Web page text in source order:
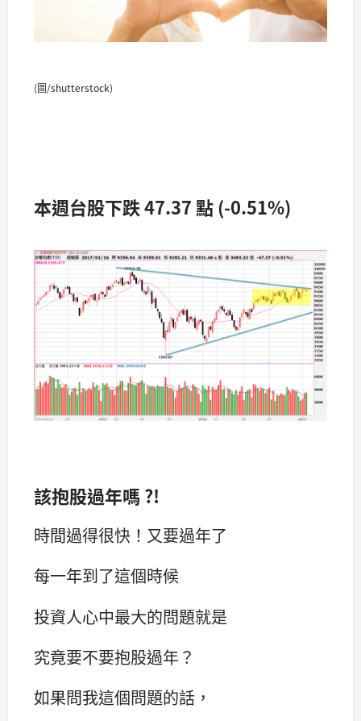
(圖/shutterstock)
本週台股下跌 47.37 點 (-0.51%)
該抱股過年嗎 ?!
時間過得很快！又要過年了
每一年到了這個時候
投資人心中最大的問題就是
究竟要不要抱股過年？
如果問我這個問題的話，